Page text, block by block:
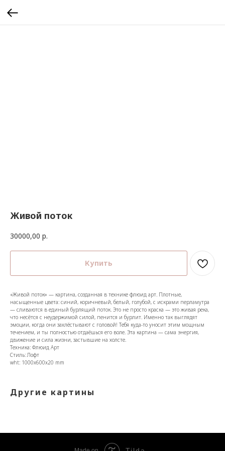
Живой поток
30000,00 р.
Купить
«Живой поток» — картина, созданная в технике флюид арт. Плотные,
насыщенные цвета: синий, коричневый, белый, голубой, с искрами перламутра
— сливаются в единый бурлящий поток. Это не просто краска — это живая река,
что несётся с неудержимой силой, пенится и бурлит. Именно так выглядят
эмоции, когда они захлёстывают с головой! Тебя куда-то уносит этим мощным
течением, и ты полностью отдаёшься его воле. Эта картина — сама энергия,
движение и сила жизни, застывшие на холсте.
Техника: Флюид Арт
Стиль: Лофт
wht: 1000x600x20 mm
Другие картины